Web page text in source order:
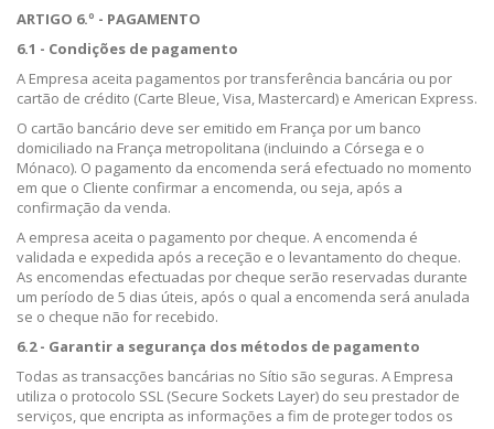
ARTIGO 6.º - PAGAMENTO
6.1 - Condições de pagamento
A Empresa aceita pagamentos por transferência bancária ou por
cartão de crédito (Carte Bleue, Visa, Mastercard) e American Express.
O cartão bancário deve ser emitido em França por um banco
domiciliado na França metropolitana (incluindo a Córsega e o
Mónaco). O pagamento da encomenda será efectuado no momento
em que o Cliente confirmar a encomenda, ou seja, após a
confirmação da venda.
A empresa aceita o pagamento por cheque. A encomenda é
validada e expedida após a receção e o levantamento do cheque.
As encomendas efectuadas por cheque serão reservadas durante
um período de 5 dias úteis, após o qual a encomenda será anulada
se o cheque não for recebido.
6.2 - Garantir a segurança dos métodos de pagamento
Todas as transacções bancárias no Sítio são seguras. A Empresa
utiliza o protocolo SSL (Secure Sockets Layer) do seu prestador de
serviços, que encripta as informações a fim de proteger todos os